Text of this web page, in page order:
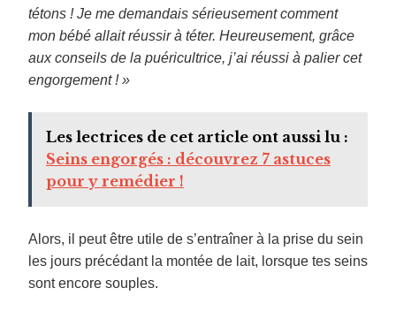
tétons ! Je me demandais sérieusement comment
mon bébé allait réussir à téter. Heureusement, grâce
aux conseils de la puéricultrice, j’ai réussi à palier cet
engorgement ! »
Les lectrices de cet article ont aussi lu :
Seins engorgés : découvrez 7 astuces
pour y remédier !
Alors, il peut être utile de s’entraîner à la prise du sein
les jours précédant la montée de lait, lorsque tes seins
sont encore souples.